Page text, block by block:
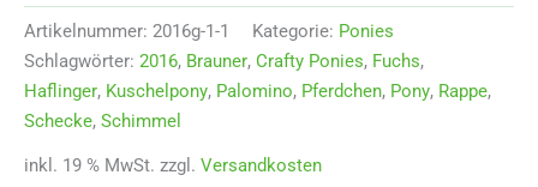
Artikelnummer: 2016g-1-1 Kategorie: Ponies
Schlagwörter: 2016, Brauner, Crafty Ponies, Fuchs,
Haflinger, Kuschelpony, Palomino, Pferdchen, Pony, Rappe,
Schecke, Schimmel
inkl. 19 % MwSt. zzgl. Versandkosten